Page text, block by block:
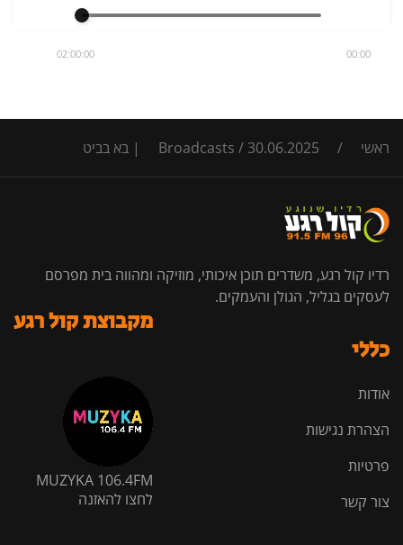
00:00
02:00:00
ראשי /
Broadcasts / 30.06.2025 | בא בביט
רדיו קול רגע, משדרים תוכן איכותי, מוזיקה ומהווה בית מפרסם
לעסקים בגליל, הגולן והעמקים.
כללי
אודות
הצהרת נגישות
פרטיות
צור קשר
מקבוצת קול רגע
MUZYKA 106.4FM
לחצו להאזנה